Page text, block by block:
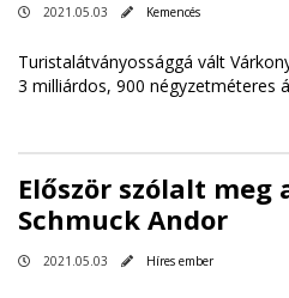
2021.05.03 Kemencés
Turistalátványossággá vált
3 milliárdos, 900 négyzetméteres
Először szólalt meg
Schmuck Andor
2021.05.03 Híres ember